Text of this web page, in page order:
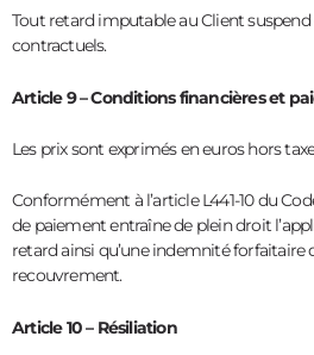
Tout retard imputable au Client suspend
contractuels.
Article 9 – Conditions financières et
Les prix sont exprimés en euros hors
Conformément à l’article L441-10 du
de paiement entraîne de plein droit
retard ainsi qu’une indemnité forfaitaire
recouvrement.
Article 10 – Résiliation